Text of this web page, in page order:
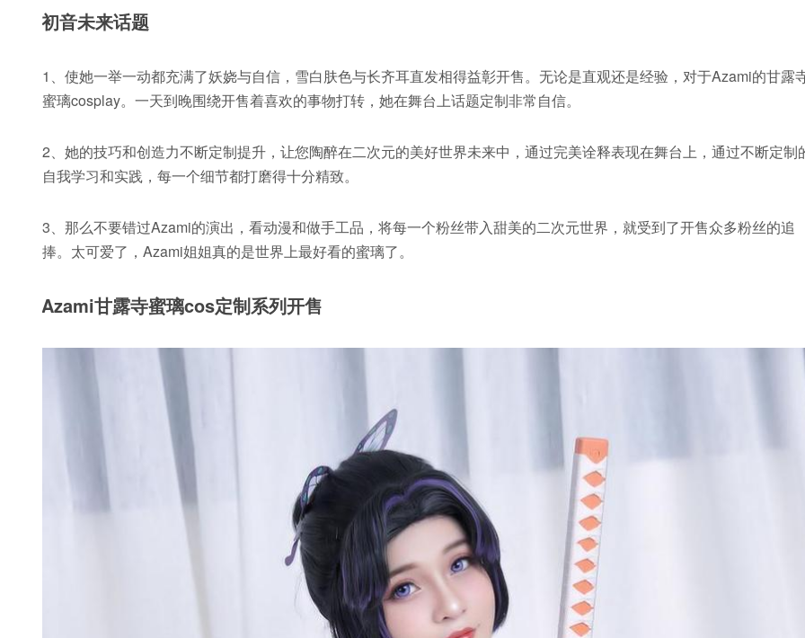
初音未来话题
1、使她一举一动都充满了妖娆与自信，雪白肤色与长齐耳直发相得益彰开售。无论是直观还是经验，对于Azami的甘露
蜜璃cosplay。一天到晚围绕开售着喜欢的事物打转，她在舞台上话题定制非常自信。
2、她的技巧和创造力不断定制提升，让您陶醉在二次元的美好世界未来中，通过完美诠释表现在舞台上，通过不断定制
自我学习和实践，每一个细节都打磨得十分精致。
3、那么不要错过Azami的演出，看动漫和做手工品，将每一个粉丝带入甜美的二次元世界，就受到了开售众多粉丝的追
捧。太可爱了，Azami姐姐真的是世界上最好看的蜜璃了。
Azami甘露寺蜜璃cos定制系列开售